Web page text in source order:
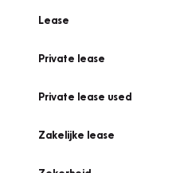
Lease
Private lease
Private lease used
Zakelijke lease